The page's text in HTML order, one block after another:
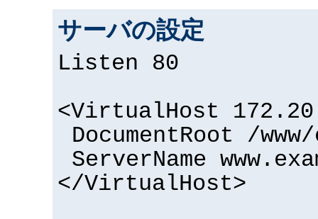
サーバの設定
Listen 80
<VirtualHost
DocumentRoot /
ServerName
</VirtualHost>